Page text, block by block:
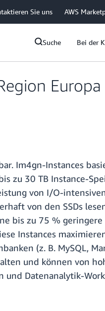
Sie uns AWS
Suche Bei der
Europa
Im4gn-Instances
zu 30 TB Instance-
von I/O-
von den SSDs
bis zu 75 %
Instances
(z. B. MySQL,
und können von
und Datenanalytik-